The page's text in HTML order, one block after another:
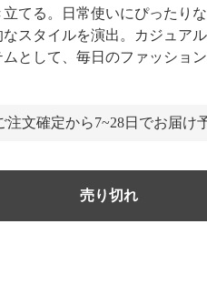
てる。日常使いにぴったり
スタイルを演出。カジュア
ムとして、毎日のファッショ
注文確定から7~28日でお届け
売り切れ